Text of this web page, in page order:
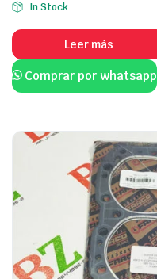
In Stock
Leer más
Comprar por whatsapp